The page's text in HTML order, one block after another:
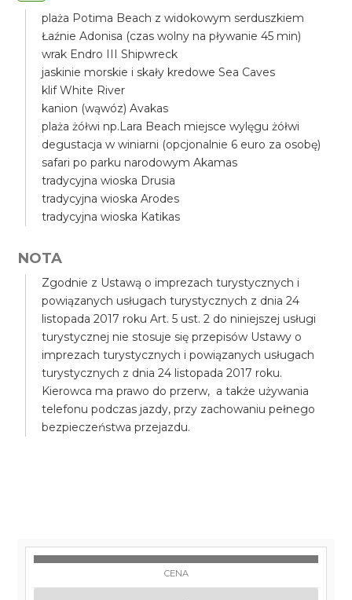
plaża Potima Beach z widokowym serduszkiem
Łaźnie Adonisa (czas wolny na pływanie 45 min)
wrak Endro III Shipwreck
jaskinie morskie i skały kredowe Sea Caves
klif White River
kanion (wąwóz) Avakas
plaża żółwi np.Lara Beach miejsce wylęgu żółwi
degustacja w winiarni (opcjonalnie 6 euro za osobę)
safari po parku narodowym Akamas
tradycyjna wioska Drusia
tradycyjna wioska Arodes
tradycyjna wioska Katikas
NOTA
Zgodnie z Ustawą o imprezach turystycznych i
powiązanych usługach turystycznych z dnia 24
listopada 2017 roku Art. 5 ust. 2 do niniejszej usługi
turystycznej nie stosuje się przepisów Ustawy o
imprezach turystycznych i powiązanych usługach
turystycznych z dnia 24 listopada 2017 roku.
Kierowca ma prawo do przerw, a także używania
telefonu podczas jazdy, przy zachowaniu pełnego
bezpieczeństwa przejazdu.
CENA